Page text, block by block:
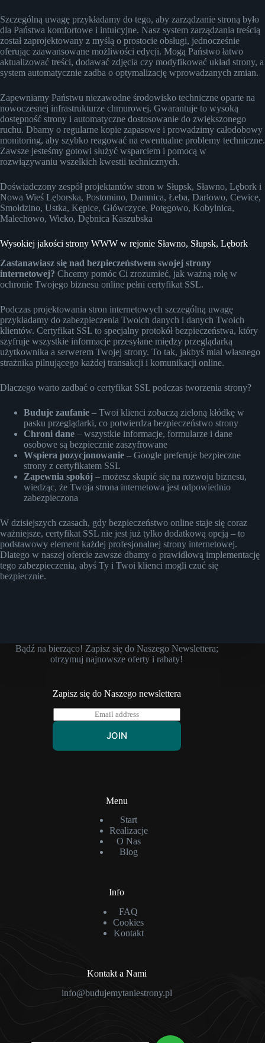
Szczególną uwagę przykładamy do tego, aby zarządzanie stroną było
dla Państwa komfortowe i intuicyjne. Nasz system zarządzania treścią
został zaprojektowany z myślą o prostocie obsługi, jednocześnie
oferując zaawansowane możliwości edycji. Mogą Państwo łatwo
aktualizować treści, dodawać zdjęcia czy modyfikować układ strony, a
system automatycznie zadba o optymalizację wprowadzanych zmian.
Zapewniamy Państwu niezawodne środowisko techniczne oparte na
nowoczesnej infrastrukturze chmurowej. Gwarantuje to wysoką
dostępność strony i automatyczne dostosowanie do zwiększonego
ruchu. Dbamy o regularne kopie zapasowe i prowadzimy całodobowy
monitoring, aby szybko reagować na ewentualne problemy techniczne.
Zawsze jesteśmy gotowi służyć wsparciem i pomocą w
rozwiązywaniu wszelkich kwestii technicznych.
Doświadczony zespół projektantów stron w Słupsk, Sławno, Lębork i
Nowa Wieś Lęborska, Postomino, Damnica, Łeba, Darłowo, Cewice,
Smołdzino, Ustka, Kępice, Główczyce, Potęgowo, Kobylnica,
Malechowo, Wicko, Dębnica Kaszubska
Wysokiej jakości strony WWW w rejonie Sławno, Słupsk, Lębork
Zastanawiasz się nad bezpieczeństwem swojej strony
internetowej? Chcemy pomóc Ci zrozumieć, jak ważną rolę w
ochronie Twojego biznesu online pełni certyfikat SSL.
Podczas projektowania stron internetowych szczególną uwagę
przykładamy do zabezpieczenia Twoich danych i danych Twoich
klientów. Certyfikat SSL to specjalny protokół bezpieczeństwa, który
szyfruje wszystkie informacje przesyłane między przeglądarką
użytkownika a serwerem Twojej strony. To tak, jakbyś miał własnego
strażnika pilnującego każdej transakcji i komunikacji online.
Dlaczego warto zadbać o certyfikat SSL podczas tworzenia strony?
Buduje zaufanie – Twoi klienci zobaczą zieloną kłódkę w
pasku przeglądarki, co potwierdza bezpieczeństwo strony
Chroni dane – wszystkie informacje, formularze i dane
osobowe są bezpiecznie zaszyfrowane
Wspiera pozycjonowanie – Google preferuje bezpieczne
strony z certyfikatem SSL
Zapewnia spokój – możesz skupić się na rozwoju biznesu,
wiedząc, że Twoja strona internetowa jest odpowiednio
zabezpieczona
W dzisiejszych czasach, gdy bezpieczeństwo online staje się coraz
ważniejsze, certyfikat SSL nie jest już tylko dodatkową opcją – to
podstawowy element każdej profesjonalnej strony internetowej.
Dlatego w naszej ofercie zawsze dbamy o prawidłową implementację
tego zabezpieczenia, abyś Ty i Twoi klienci mogli czuć się
bezpiecznie.
Bądź na bierząco! Zapisz się do Naszego Newslettera;
otrzymuj najnowsze oferty i rabaty!
Zapisz się do Naszego newslettera
E
m
l
JOIN
Menu
Start
Realizacje
O Nas
Blog
Info
FAQ
Cookies
Kontakt
Kontakt a Nami
info@budujemytaniestrony.pl